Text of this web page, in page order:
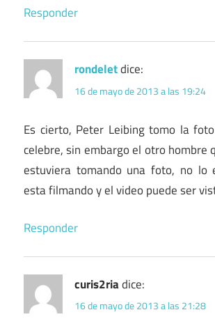
Responder
rondeletdice:
16 de mayo de 2013 a las 19:24
Es cierto, Peter Leibing tomo la
celebre, sin embargo el otro hombre
estuviera tomando una foto, no lo
esta filmando y el video puede ser
Responder
curis2riadice:
16 de mayo de 2013 a las 21:28